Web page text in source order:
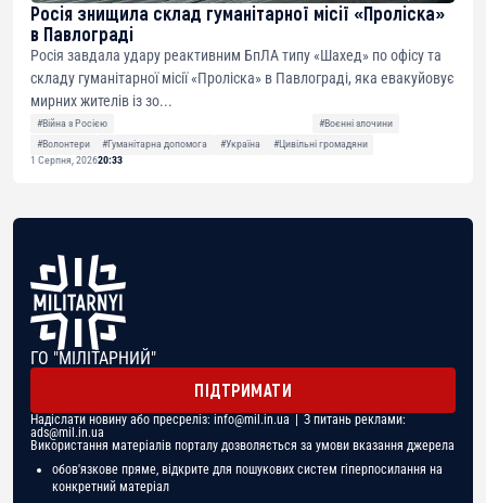
Росія знищила склад гуманітарної місії «Проліска»
в Павлограді
Росія завдала удару реактивним БпЛА типу «Шахед» по офісу та
складу гуманітарної місії «Проліска» в Павлограді, яка евакуйовує
мирних жителів із зо...
#Війна з Росією
#Воєнні злочини
#Волонтери
#Гуманітарна допомога #Україна
#Цивільні громадяни
1 Серпня, 202620:33
ГО "МІЛІТАРНИЙ"
ПІДТРИМАТИ
Надіслати новину або пресреліз: info@mil.in.ua | З питань реклами:
ads@mil.in.ua
Використання матеріалів порталу дозволяється за умови вказання джерела
обов'язкове пряме, відкрите для пошукових систем гіперпосилання на
конкретний матеріал